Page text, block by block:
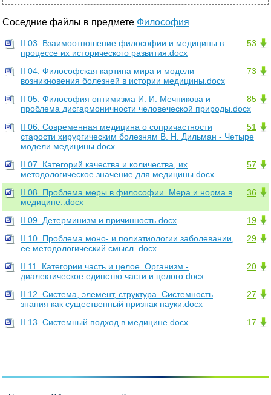
Соседние файлы в предмете Философия
53
II 03. Взаимоотношение философии и медицины в
процессе их исторического развития.docx
73
II 04. Философская картина мира и модели
возникновения болезней в истории медицины.docx
85
II 05. Философия оптимизма И. И. Мечникова и
проблема дисгармоничности человеческой природы.docx
51
II 06. Современная медицина о сопричастности
старости хирургическим болезням В. Н. Дильман - Четыре
модели медицины.docx
57
II 07. Категорий качества и количества, их
методологическое значение для медицины.docx
36
II 08. Проблема меры в философии. Мера и норма в
медицине..docx
19
II 09. Детерминизм и причинность.docx
29
II 10. Проблема моно- и полиэтиологии заболевании,
ее методологический смысл..docx
20
II 11. Категории часть и целое. Организм -
диалектическое единство части и целого.docx
27
II 12. Система, элемент, структура. Системность
знания как существенный признак науки.docx
17
II 13. Системный подход в медицине.docx